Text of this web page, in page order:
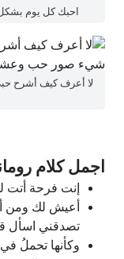
احبك كل يوم
لا أعرف كيف أشرح
اجمل كلام
إنت فرحة أتت
أعيش لك ومن
تصدقني اسأل
وكأنها تحملُ